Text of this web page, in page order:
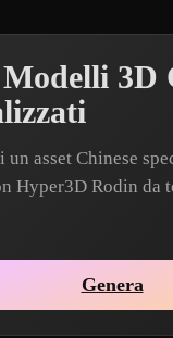
3D
asset Chinese
Hyper3D Rodin da
Genera